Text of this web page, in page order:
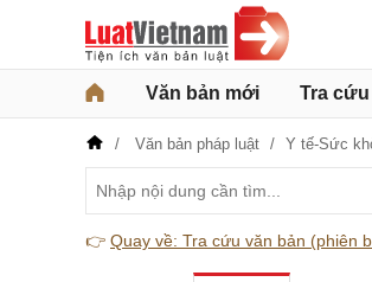
Văn bản mới Tra
Văn bản pháp luật Y tế-Sức
👉 Quay về: Tra cứu văn bản (phiên